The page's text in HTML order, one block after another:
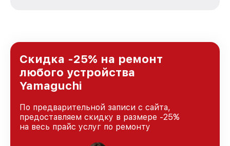
городе Санкт-Петербурге, постоянно
повышая уровень доверия и лояльности
наших клиентов.
Скидка -25% на ремонт
любого устройства
Yamaguchi
По предварительной записи с сайта,
предоставляем скидку в размере -25%
на весь прайс услуг по ремонту